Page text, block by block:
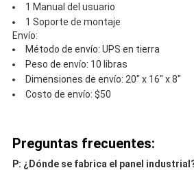
1 Manual del usuario
1 Soporte de montaje
Envío:
Método de envío: UPS en tierra
Peso de envío: 10 libras
Dimensiones de envío: 20" x 16" x 8"
Costo de envío: $50
Preguntas frecuentes:
P: ¿Dónde se fabrica el panel